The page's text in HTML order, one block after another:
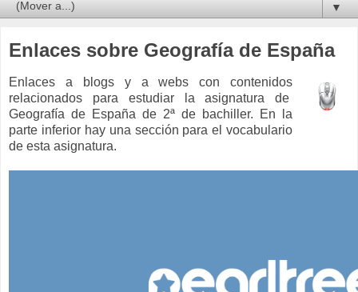
▼
Enlaces sobre Geografía de España
Enlaces a blogs y a webs con contenidos
relacionados para estudiar la asignatura de
Geografía de España de 2ª de bachiller. En la
parte inferior hay una sección para el vocabulario
de esta asignatura.